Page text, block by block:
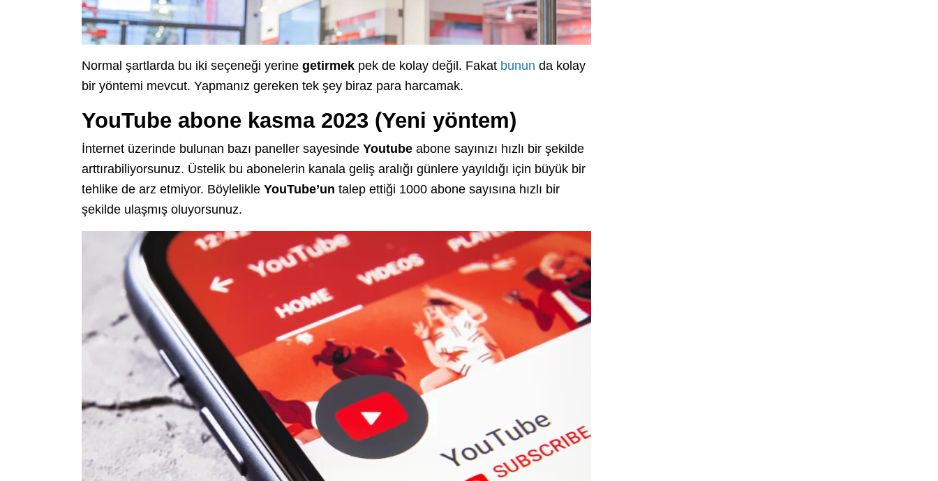
Normal şartlarda bu iki seçeneği yerine getirmek pek de kolay değil. Fakat bunun da kolay
bir yöntemi mevcut. Yapmanız gereken tek şey biraz para harcamak.
YouTube abone kasma 2023 (Yeni yöntem)
İnternet üzerinde bulunan bazı paneller sayesinde Youtube abone sayınızı hızlı bir şekilde
arttırabiliyorsunuz. Üstelik bu abonelerin kanala geliş aralığı günlere yayıldığı için büyük bir
tehlike de arz etmiyor. Böylelikle YouTube’un talep ettiği 1000 abone sayısına hızlı bir
şekilde ulaşmış oluyorsunuz.